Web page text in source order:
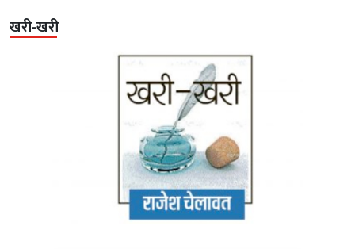
खरी-खरी